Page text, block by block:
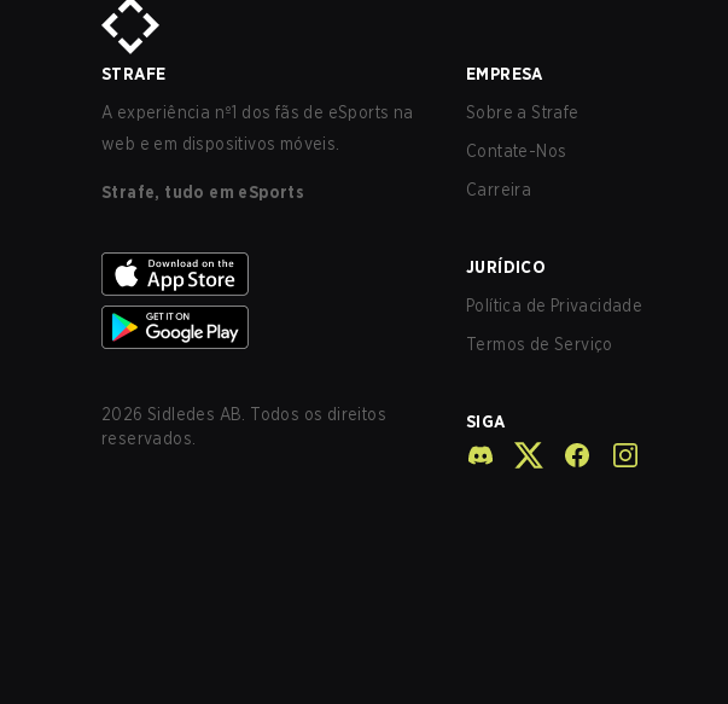
STRAFE
A experiência nº1 dos fãs de eSports na
web e em dispositivos móveis.
Strafe, tudo em eSports
2026 Sidledes AB. Todos os direitos
reservados.
EMPRESA
Sobre a Strafe
Contate-Nos
Carreira
JURÍDICO
Política de Privacidade
Termos de Serviço
SIGA